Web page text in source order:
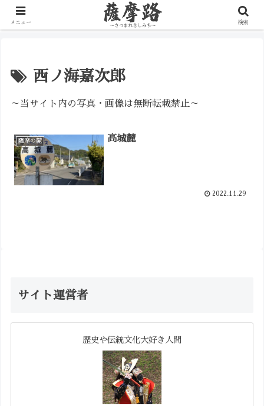
写真で辿る薩摩の歴史路
西ノ海嘉次郎
～当サイト内の写真・画像は無断転載禁止～
薩摩の麓 高城麓
2022.11.29
サイト運営者
歴史や伝統文化大好き人間
メニュー 検索